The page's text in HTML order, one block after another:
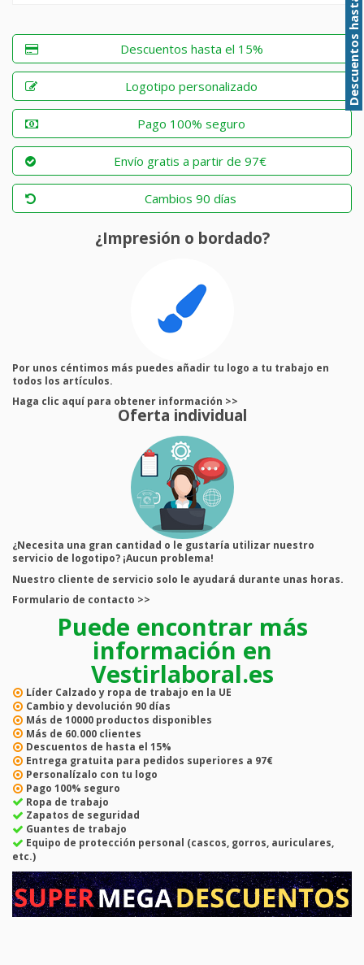
Descuentos hasta el 15%
Logotipo personalizado
Pago 100% seguro
Envío gratis a partir de 97€
Cambios 90 días
¿Impresión o bordado?
Por unos céntimos más puedes añadir tu logo a tu trabajo en
todos los artículos.
Haga clic aquí para obtener información >>
Oferta individual
¿Necesita una gran cantidad o le gustaría utilizar nuestro
servicio de logotipo? ¡Aucun problema!
Nuestro cliente de servicio solo le ayudará durante unas horas.
Formulario de contacto >>
Puede encontrar más
información en
Vestirlaboral.es
Líder Calzado y ropa de trabajo en la UE
Cambio y devolución 90 días
Más de 10000 productos disponibles
Más de 60.000 clientes
Descuentos de hasta el 15%
Entrega gratuita para pedidos superiores a 97€
Personalízalo con tu logo
Pago 100% seguro
Ropa de trabajo
Zapatos de seguridad
Guantes de trabajo
Equipo de protección personal (cascos, gorros, auriculares,
etc.)